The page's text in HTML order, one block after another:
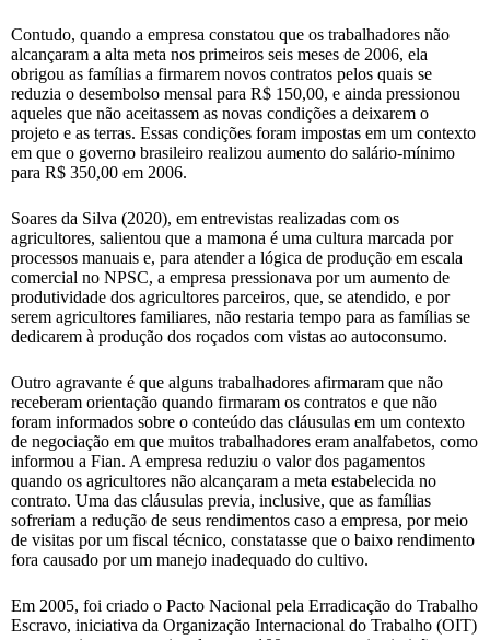
Contudo, quando a empresa constatou que os trabalhadores não
alcançaram a alta meta nos primeiros seis meses de 2006, ela
obrigou as famílias a firmarem novos contratos pelos quais se
reduzia o desembolso mensal para R$ 150,00, e ainda pressionou
aqueles que não aceitassem as novas condições a deixarem o
projeto e as terras. Essas condições foram impostas em um contexto
em que o governo brasileiro realizou aumento do salário-mínimo
para R$ 350,00 em 2006.
Soares da Silva (2020), em entrevistas realizadas com os
agricultores, salientou que a mamona é uma cultura marcada por
processos manuais e, para atender a lógica de produção em escala
comercial no NPSC, a empresa pressionava por um aumento de
produtividade dos agricultores parceiros, que, se atendido, e por
serem agricultores familiares, não restaria tempo para as famílias se
dedicarem à produção dos roçados com vistas ao autoconsumo.
Outro agravante é que alguns trabalhadores afirmaram que não
receberam orientação quando firmaram os contratos e que não
foram informados sobre o conteúdo das cláusulas em um contexto
de negociação em que muitos trabalhadores eram analfabetos, como
informou a Fian. A empresa reduziu o valor dos pagamentos
quando os agricultores não alcançaram a meta estabelecida no
contrato. Uma das cláusulas previa, inclusive, que as famílias
sofreriam a redução de seus rendimentos caso a empresa, por meio
de visitas por um fiscal técnico, constatasse que o baixo rendimento
fora causado por um manejo inadequado do cultivo.
Em 2005, foi criado o Pacto Nacional pela Erradicação do Trabalho
Escravo, iniciativa da Organização Internacional do Trabalho (OIT)